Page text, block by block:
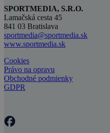
SPORTMEDIA, S.R.O.
Lamačská cesta 45
841 03 Bratislava
sportmedia@sportmedia.sk
www.sportmedia.sk
Cookies
Právo na opravu
Obchodné podmienky
GDPR